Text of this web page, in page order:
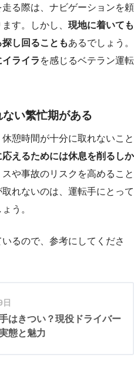
る際は、ナビゲーションを頼
す。しかし、 現地に着いても
し回ることもあるでしょう。
ライラ を感じるベテラン運転
い繁忙期がある
休憩時間が十分に取れないこと
えるためには休息を削るしか
や事故のリスクを高めること
れないのは、運転手にとって
う。
るので、参考にしてくださ
はきつい？現役ドライバー
態と魅力